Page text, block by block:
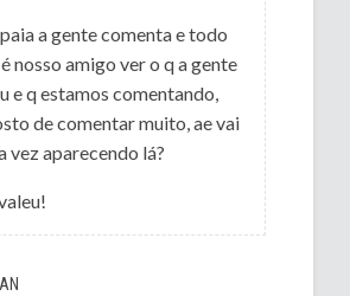
a gente comenta e todo
nosso amigo ver o q a gente
e q estamos comentando,
de comentar muito, ae vai
vez aparecendo lá?